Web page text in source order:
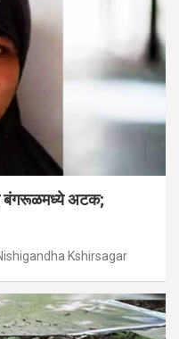
बंगरूळमध्ये अटक;
Kshirsagar